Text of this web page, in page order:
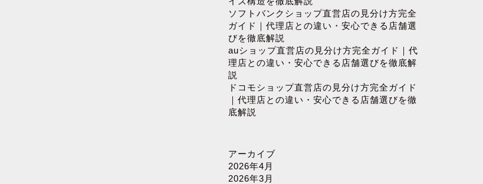
ソフトバンクショップ直営店の見分け方完全
ガイド｜代理店との違い・安心できる店舗選
びを徹底解説
auショップ直営店の見分け方完全ガイド｜代
理店との違い・安心できる店舗選びを徹底解
説
ドコモショップ直営店の見分け方完全ガイド
｜代理店との違い・安心できる店舗選びを徹
底解説
アーカイブ
2026年4月
2026年3月